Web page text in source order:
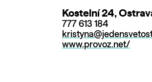
Kostelní 24,
777 613 184
www.provoz.net/